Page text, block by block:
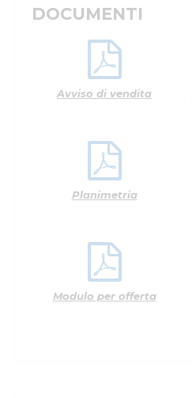
DOCUMENTI
Avviso di vendita
Planimetria
Modulo per offerta